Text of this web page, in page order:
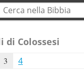
di Colossesi
3 4